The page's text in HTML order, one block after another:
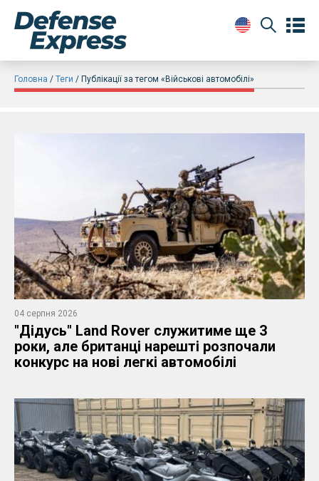
Головна Теги Публікації за тегом «Військові автомобілі»
04 серпня 2026
"Дідусь" Land Rover служитиме ще 3
роки, але британці нарешті розпочали
конкурс на нові легкі автомобілі